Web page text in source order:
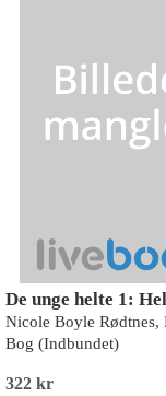
Bog (Indbundet)
322 kr